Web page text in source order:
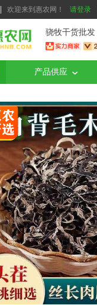
欢迎来到惠农网！ 请登录
骁牧干货批发
产品供应